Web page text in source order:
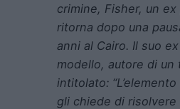
crimine, Fisher, un
ritorna dopo una
anni al Cairo. Il suo
modello, autore di un
intitolato:
gli chiede di risolvere